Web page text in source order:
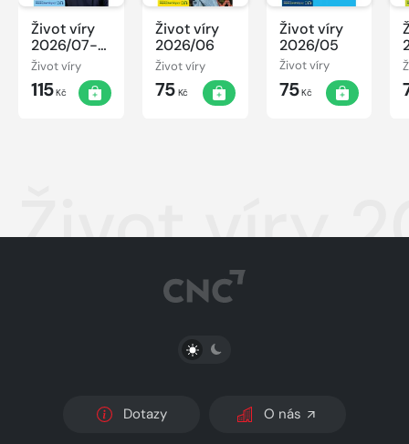
Život víry
2026/07-
08
Život víry
115Kč
Život víry
2026/06
Život víry
75Kč
Život víry
2026/05
Život víry
75Kč
Život víry
PŘEPNOUT SVĚTLÝ/TMAVÝ REŽIM
Dotazy O nás